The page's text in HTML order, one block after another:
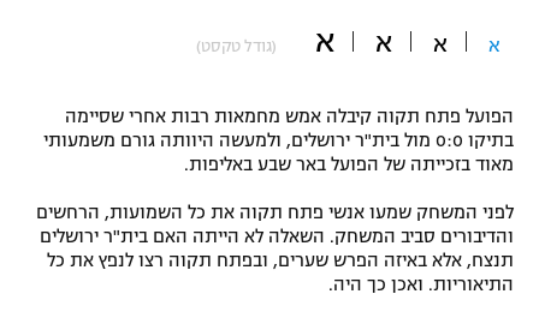
תקנון עבור פעילות אלקטרה
גיימינג E-Sports
תנאי שימוש
כדורמים
פוטבול אמריקאי NFL
בייסבול MLB
ספורט אתגרי ואקסטרים
אומנויות לחימה
א א א א (גודל טקסט)
הפועל פתח תקוה קיבלה אמש מחמאות רבות אחרי שסיימה
בתיקו 0:0 מול בית"ר ירושלים, ולמעשה היוותה גורם משמעותי
מאוד בזכייתה של הפועל באר שבע באליפות.
לפני המשחק שמעו אנשי פתח תקוה את כל השמועות, הרחשים
והדיבורים סביב המשחק. השאלה לא הייתה האם בית"ר ירושלים
תנצח, אלא באיזה הפרש שערים, ובפתח תקוה רצו לנפץ את כל
התיאוריות. ואכן כך היה.